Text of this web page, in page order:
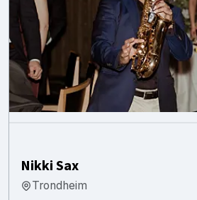
Nikki Sax
Trondheim